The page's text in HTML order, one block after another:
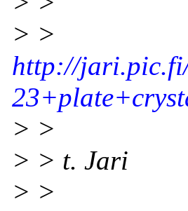
> >
http://jari.pic.fi/
> >
> > t. Jari
> >